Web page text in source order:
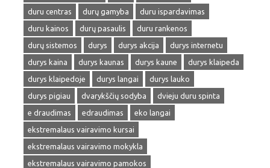
duru centras
durų gamyba
duru ispardavimas
duru kainos
durų pasaulis
duru rankenos
durų sistemos
durys durys akcija
durys internetu
durys kaina
durys kaunas durys kaune
durys klaipeda
durys klaipedoje
durys langai
durys lauko
durys pigiau
dvarykščių sodyba
dvieju duru spinta
e draudimas
edraudimas
eko langai
ekstremalaus vairavimo kursai
ekstremalaus vairavimo mokykla
ekstremalaus vairavimo pamokos